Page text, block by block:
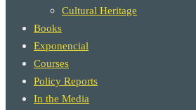
Cultural Heritage
Books
Exponencial
Courses
Policy Reports
In the Media